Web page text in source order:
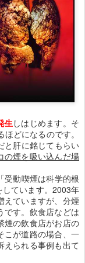
生しはじめます。そ
ほどになるのです。
と肝に銘じてもらい
の煙を吸い込んだ場
動喫煙は科学的根
ています。2003年
えていますが、分煙
です。飲食店などは
煙の飲食店がお店の
こが道路の場合、一
えられる事例も出て